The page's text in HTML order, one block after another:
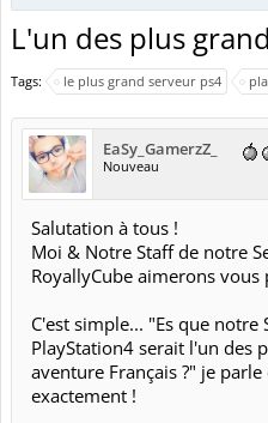
L'un des plus
Tags: le plus grand serveur ps4
EaSy_GamerzZ_
Nouveau
Salutation à tous !
Moi & Notre Staff de notre
RoyallyCube aimerons
C'est simple... "Es que
PlayStation4 serait l'un des
aventure Français ?" je
exactement !